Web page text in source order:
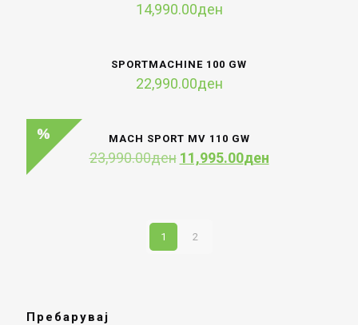
14,990.00ден
SPORTMACHINE 100 GW
22,990.00ден
MACH SPORT MV 110 GW
23,990.00ден Original
11,995.00денCurrent
1 2
Пребарувај